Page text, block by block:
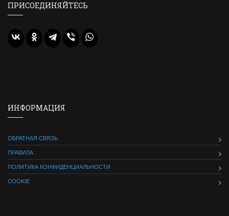
ПРИСОЕДИНЯЙТЕСЬ
ИНФОРМАЦИЯ
ОБРАТНАЯ СВЯЗЬ
ПРАВИЛА
ПОЛИТИКА КОНФИДЕНЦИАЛЬНОСТИ
COOKIE